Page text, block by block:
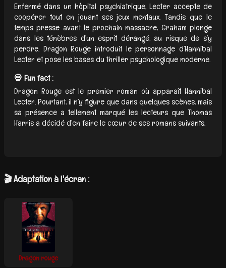
Enfermé dans un hôpital psychiatrique, Lecter accepte de
coopérer tout en jouant ses jeux mentaux. Tandis que le
temps presse avant le prochain massacre, Graham plonge
dans les ténèbres d’un esprit dérangé, au risque de s’y
perdre. Dragon Rouge introduit le personnage d’Hannibal
Lecter et pose les bases du thriller psychologique moderne.
💀 Fun fact :
Dragon Rouge est le premier roman où apparaît Hannibal
Lecter. Pourtant, il n’y figure que dans quelques scènes, mais
sa présence a tellement marqué les lecteurs que Thomas
Harris a décidé d’en faire le cœur de ses romans suivants.
🎬 Adaptation à l'écran :
Dragon rouge